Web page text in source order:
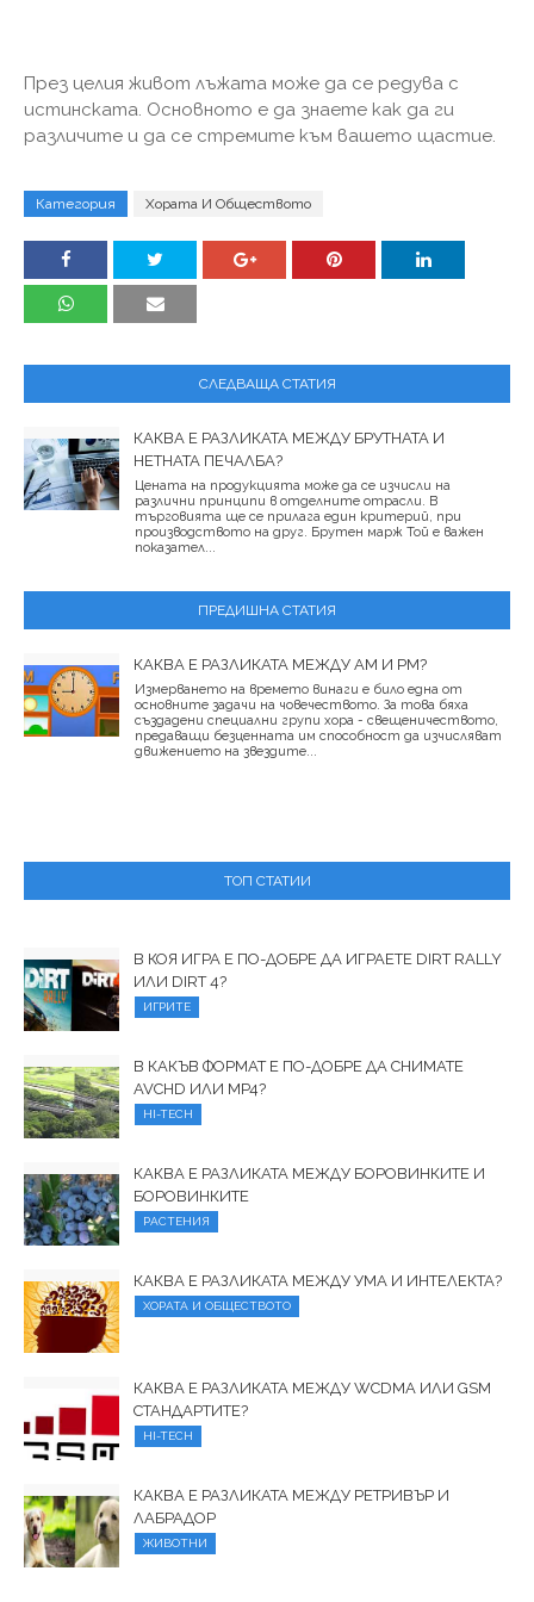
През целия живот лъжата може да се редува с
истинската. Основното е да знаете как да ги
различите и да се стремите към вашето щастие.
Категория Хората И Обществото
СЛЕДВАЩА СТАТИЯ
КАКВА Е РАЗЛИКАТА МЕЖДУ БРУТНАТА И
НЕТНАТА ПЕЧАЛБА?
Цената на продукцията може да се изчисли на
различни принципи в отделните отрасли. В
търговията ще се прилага един критерий, при
производството на друг. Брутен марж Той е важен
показател...
ПРЕДИШНА СТАТИЯ
КАКВА Е РАЗЛИКАТА МЕЖДУ AM И PM?
Измерването на времето винаги е било една от
основните задачи на човечеството. За това бяха
създадени специални групи хора - свещеничеството,
предаващи безценната им способност да изчисляват
движението на звездите...
ТОП СТАТИИ
В КОЯ ИГРА Е ПО-ДОБРЕ ДА ИГРАЕТЕ DIRT RALLY
ИЛИ DIRT 4?
ИГРИТЕ
В КАКЪВ ФОРМАТ Е ПО-ДОБРЕ ДА СНИМАТЕ
AVCHD ИЛИ MP4?
HI-TECH
КАКВА Е РАЗЛИКАТА МЕЖДУ БОРОВИНКИТЕ И
БОРОВИНКИТЕ
РАСТЕНИЯ
КАКВА Е РАЗЛИКАТА МЕЖДУ УМА И ИНТЕЛЕКТА?
ХОРАТА И ОБЩЕСТВОТО
КАКВА Е РАЗЛИКАТА МЕЖДУ WCDMA ИЛИ GSM
СТАНДАРТИТЕ?
HI-TECH
КАКВА Е РАЗЛИКАТА МЕЖДУ РЕТРИВЪР И
ЛАБРАДОР
ЖИВОТНИ